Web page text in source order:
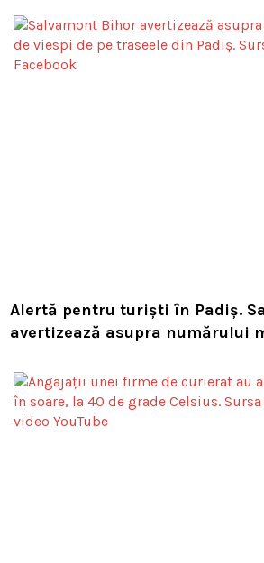
Alertă pentru turiști în Padiș.
avertizează asupra numărului